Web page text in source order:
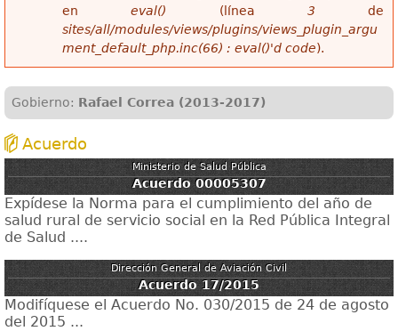
eneval() (línea 3 de
sites/all/modules/views/plugins/views_plugin_argu
ment_default_php.inc(66) : eval()'d code).
Gobierno: Rafael Correa (2013-2017)
Acuerdo
Ministerio de Salud Pública
Acuerdo 00005307
Expídese la Norma para el cumplimiento del año de
salud rural de servicio social en la Red Pública Integral
de Salud ....
Dirección General de Aviación Civil
Acuerdo 17/2015
Modifíquese el Acuerdo No. 030/2015 de 24 de agosto
del 2015 ...